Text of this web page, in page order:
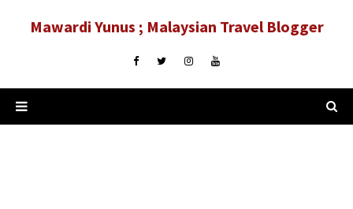
Mawardi Yunus ; Malaysian Travel Blogger